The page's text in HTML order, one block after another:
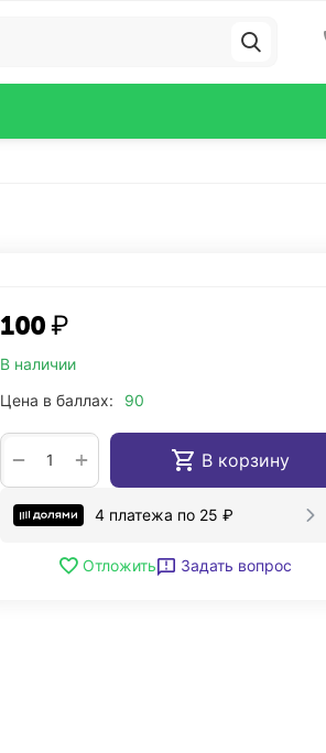
‍100‍₽
В наличии
Цена в баллах:
90
+
− В корзину
4 платежа по 25 ₽
Отложить Задать вопрос